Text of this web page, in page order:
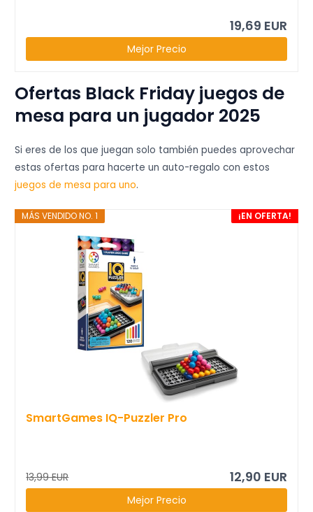
19,69 EUR
Mejor Precio
Ofertas Black Friday juegos de
mesa para un jugador 2025
Si eres de los que juegan solo también puedes aprovechar
estas ofertas para hacerte un auto-regalo con estos
juegos de mesa para uno.
¡EN OFERTA!
MÁS VENDIDO NO. 1
SmartGames IQ-Puzzler Pro
13,99 EUR 12,90 EUR
Mejor Precio